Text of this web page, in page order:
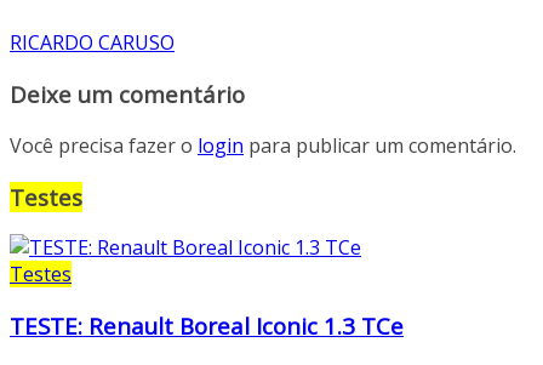
RICARDO CARUSO
Deixe um comentário
Você precisa fazer o login para publicar um comentário.
Testes
Testes
TESTE: Renault Boreal Iconic 1.3 TCe